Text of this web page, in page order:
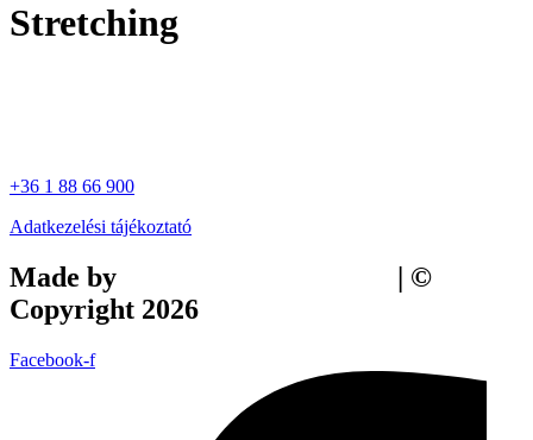
Stretching
+36 1 88 66 900
Adatkezelési tájékoztató
Made by
| ©
Copyright 2026
Facebook-f